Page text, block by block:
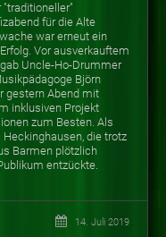
"traditioneller"
für die Alte
war erneut ein
Vor ausverkauftem
Uncle-Ho-Drummer
Björn
gestern Abend mit
inklusiven Projekt
zum Besten. Als
die trotz
Barmen plötzlich
entzückte.
14. Juli 2019